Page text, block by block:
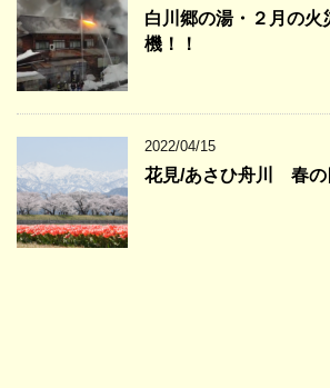
白川郷の湯・２月の火
機！！
2022/04/15
花見/あさひ舟川 春の